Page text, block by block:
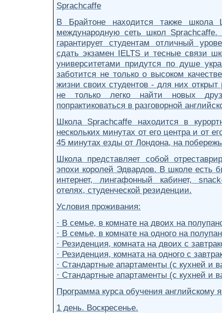
Sprachcaffe
В Брайтоне находится также школа
международную сеть школ Sprachcaffe.
гарантирует студентам отличный
сдать экзамен IELTS и тесные связи
университетами придутся по душе
заботится не только о высоком
жизни своих студентов - для них открыт
не только легко найти новых
попрактиковаться в разговорной
Школа Sprachcaffe находится в
нескольких минутах от его центра и от
45 минутах езды от Лондона, на
Школа представляет собой
эпохи королей Эдвардов. В школе есть
интернет, лингафонный кабинет,
отелях, студенческой резиденции.
Условия проживания:
· В семье, в комнате на двоих на
· В семье, в комнате на одного на
· Резиденция, комната на двоих с
· Резиденция, комната на одного с
· Стандартные апартаменты (с кухней и
· Стандартные апартаменты (с кухней и
Программа курса обучения английскому
1 день. Воскресенье.